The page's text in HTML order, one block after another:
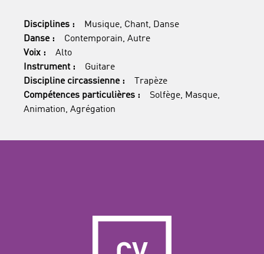
Disciplines :
Musique, Chant, Danse
Danse :
Contemporain, Autre
Voix :
Alto
Instrument :
Guitare
Discipline circassienne :
Trapèze
Compétences particulières :
Solfège, Masque,
Animation, Agrégation